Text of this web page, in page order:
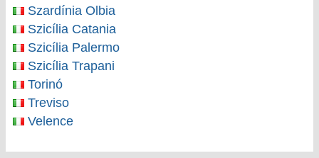
Szardínia Olbia
Szicília Catania
Szicília Palermo
Szicília Trapani
Torinó
Treviso
Velence